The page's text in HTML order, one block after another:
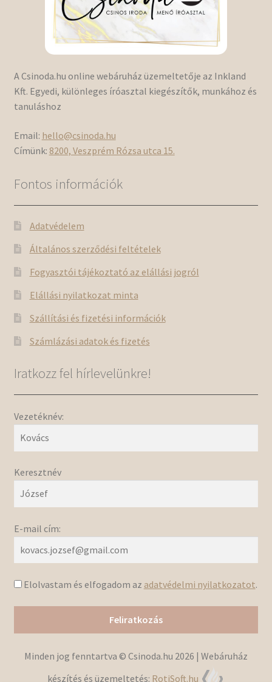
A Csinoda.hu online webáruház üzemeltetője az Inkland
Kft. Egyedi, különleges íróasztal kiegészítők, munkához és
tanuláshoz
Email: hello@csinoda.hu
Címünk: 8200, Veszprém Rózsa utca 15.
Fontos információk
Adatvédelem
Általános szerződési feltételek
Fogyasztói tájékoztató az elállási jogról
Elállási nyilatkozat minta
Szállítási és fizetési információk
Számlázási adatok és fizetés
Iratkozz fel hírlevelünkre!
Vezetéknév:
Keresztnév
E-mail cím:
Elolvastam és elfogadom az adatvédelmi nyilatkozatot.
Minden jog fenntartva © Csinoda.hu 2026 | Webáruház
készítés és üzemeltetés: RotiSoft.hu